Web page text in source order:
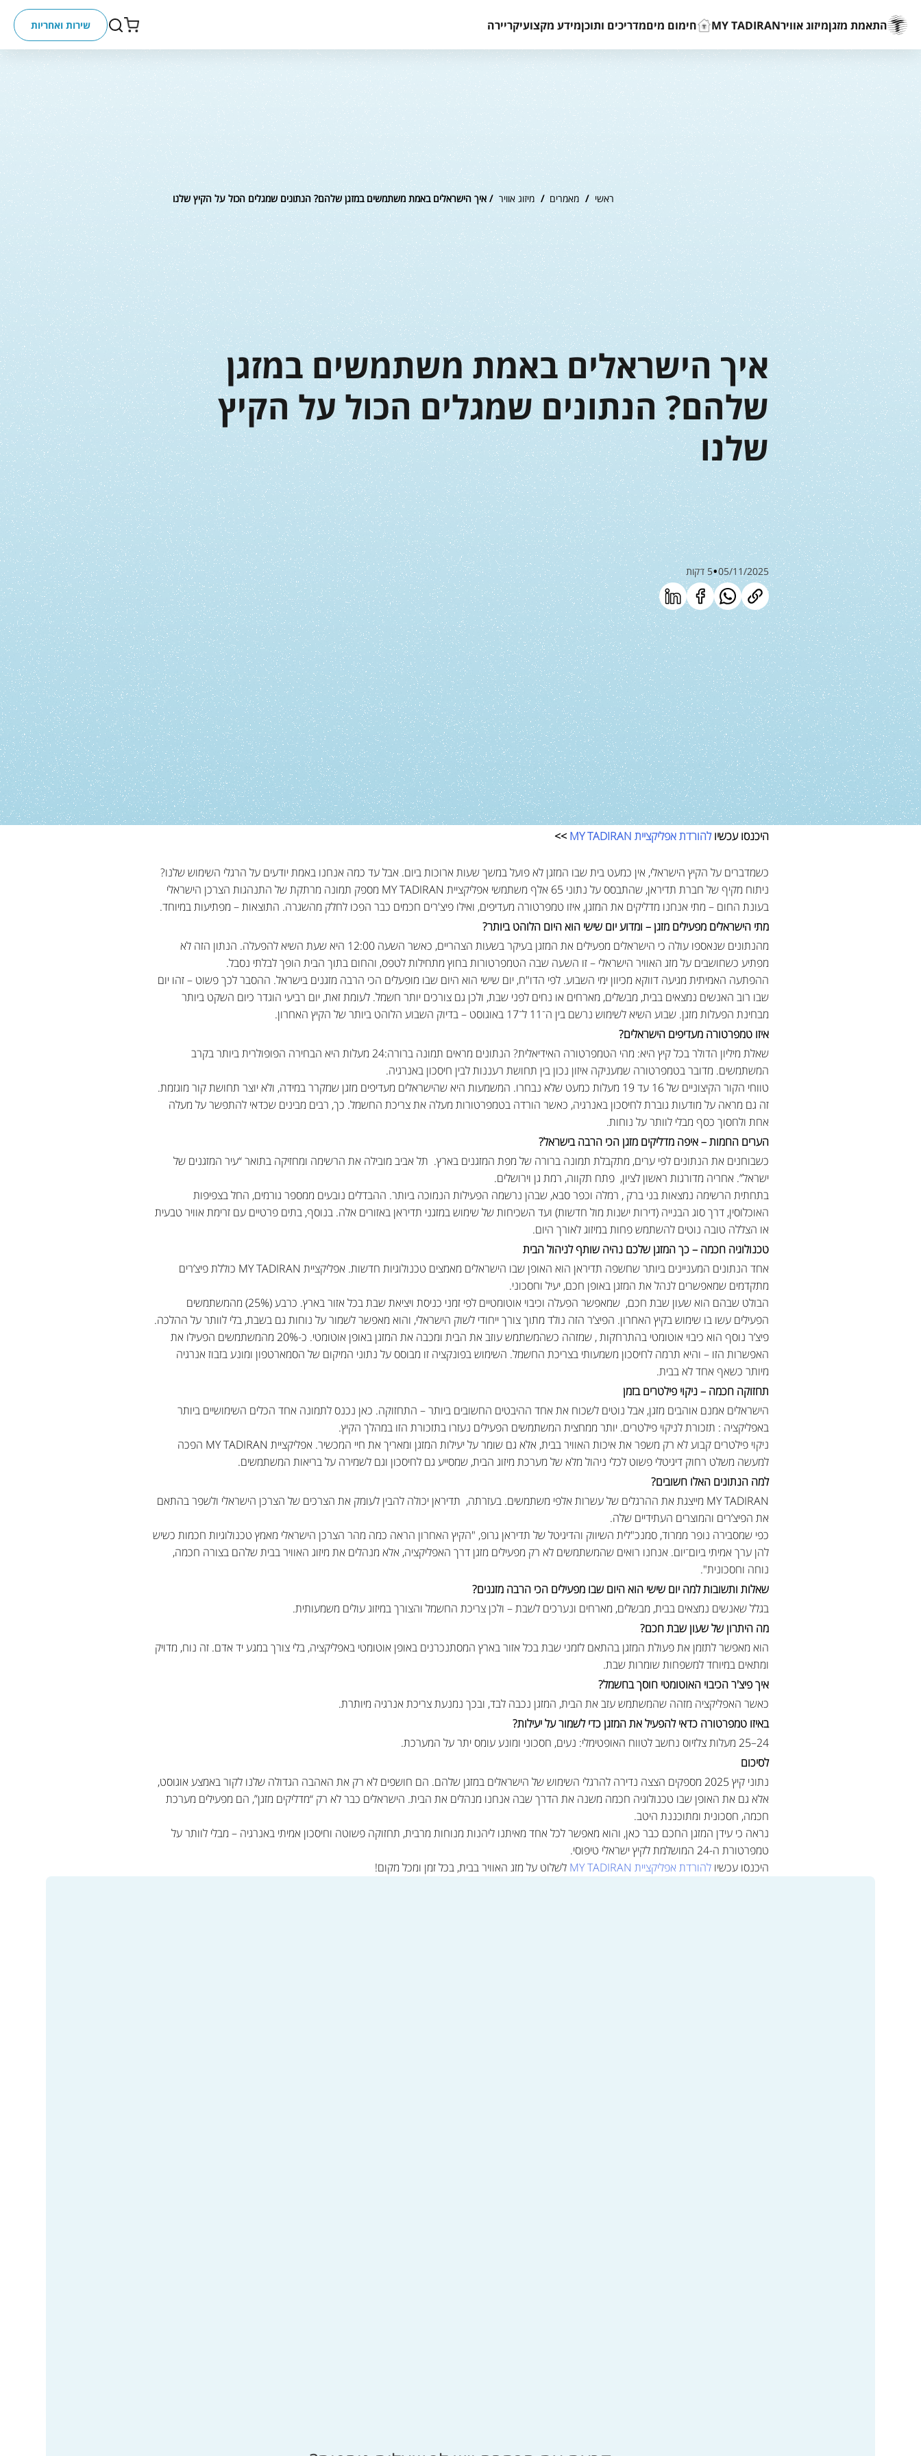
התאמת מזגןמיזוג אווירMY TADIRAN חימום מיםמדריכים ותוכןמידע מקצועיקריירה שירות ואחריות
ראשי / מאמרים / מיזוג אוויר / איך הישראלים באמת משתמשים במזגן שלהם? הנתונים שמגלים הכול על הקיץ שלנו
איך הישראלים באמת משתמשים במזגן
שלהם? הנתונים שמגלים הכול על הקיץ
שלנו
05/11/2025 5 דקות
היכנסו עכשיולהורדת אפליקציית MY TADIRAN
>>
כשמדברים על הקיץ הישראלי, אין כמעט בית שבו המזגן לא פועל במשך שעות ארוכות ביום. אבל עד כמה אנחנו באמת יודעים על הרגלי השימוש שלנו?
ניתוח מקיף של חברת תדיראן, שהתבסס על נתוני 65 אלף משתמשי אפליקציית MY TADIRAN מספק תמונה מרתקת של התנהגות הצרכן הישראלי
בעונת החום – מתי אנחנו מדליקים את המזגן, איזו טמפרטורה מעדיפים, ואילו פיצ'רים חכמים כבר הפכו לחלק מהשגרה. התוצאות – מפתיעות במיוחד.
מתי הישראלים מפעילים מזגן – ומדוע יום שישי הוא היום הלוהט ביותר?
מהנתונים שנאספו עולה כי הישראלים מפעילים את המזגן בעיקר בשעות הצהריים, כאשר השעה 12:00 היא שעת השיא להפעלה. הנתון הזה לא
מפתיע כשחושבים על מזג האוויר הישראלי – זו השעה שבה הטמפרטורות בחוץ מתחילות לטפס, והחום בתוך הבית הופך לבלתי נסבל.
ההפתעה האמיתית מגיעה דווקא מכיוון ימי השבוע. לפי הדו"ח, יום שישי הוא היום שבו מופעלים הכי הרבה מזגנים בישראל. ההסבר לכך פשוט – זהו יום
שבו רוב האנשים נמצאים בבית, מבשלים, מארחים או נחים לפני שבת, ולכן גם צורכים יותר חשמל. לעומת זאת, יום רביעי הוגדר כיום השקט ביותר
מבחינת הפעלות מזגן. שבוע השיא לשימוש נרשם בין ה־11 ל־17 באוגוסט – בדיוק השבוע הלוהט ביותר של הקיץ האחרון.
איזו טמפרטורה מעדיפים הישראלים?
שאלת מיליון הדולר בכל קיץ היא: מהי הטמפרטורה האידיאלית? הנתונים מראים תמונה ברורה:24 מעלות היא הבחירה הפופולרית ביותר בקרב
המשתמשים. מדובר בטמפרטורה שמעניקה איזון נכון בין תחושת רעננות לבין חיסכון באנרגיה.
טווחי הקור הקיצוניים של 16 עד 19 מעלות כמעט שלא נבחרו. המשמעות היא שהישראלים מעדיפים מזגן שמקרר במידה, ולא יוצר תחושת קור מוגזמת.
זה גם מראה על מודעות גוברת לחיסכון באנרגיה, כאשר הורדה בטמפרטורות מעלה את צריכת החשמל. כך, רבים מבינים שכדאי להתפשר על מעלה
אחת ולחסוך כסף מבלי לוותר על נוחות.
הערים החמות – איפה מדליקים מזגן הכי הרבה בישראל?
כשבוחנים את הנתונים לפי ערים, מתקבלת תמונה ברורה של מפת המזגנים בארץ. תל אביב מובילה את הרשימה ומחזיקה בתואר “עיר המזגנים של
ישראל”. אחריה מדורגות ראשון לציון, פתח תקווה, רמת גן וירושלים.
בתחתית הרשימה נמצאות בני ברק , רמלה וכפר סבא, שבהן נרשמה הפעילות הנמוכה ביותר. ההבדלים נובעים ממספר גורמים, החל בצפיפות
האוכלוסין, דרך סוג הבנייה (דירות ישנות מול חדשות) ועד השכיחות של שימוש במזגני תדיראן באזורים אלה. בנוסף, בתים פרטיים עם זרימת אוויר טבעית
או הצללה טובה נוטים להשתמש פחות במיזוג לאורך היום.
טכנולוגיה חכמה – כך המזגן שלכם נהיה שותף לניהול הבית
אחד הנתונים המעניינים ביותר שחשפה תדיראן הוא האופן שבו הישראלים מאמצים טכנולוגיות חדשות. אפליקציית MY TADIRAN כוללת פיצ’רים
מתקדמים שמאפשרים לנהל את המזגן באופן חכם, יעיל וחסכוני.
הבולט שבהם הוא שעון שבת חכם, שמאפשר הפעלה וכיבוי אוטומטיים לפי זמני כניסת ויציאת שבת בכל אזור בארץ. כרבע (25%) מהמשתמשים
הפעילים עשו בו שימוש בקיץ האחרון. הפיצ’ר הזה נולד מתוך צורך ייחודי לשוק הישראלי, והוא מאפשר לשמור על נוחות גם בשבת, בלי לוותר על ההלכה.
פיצ’ר נוסף הוא כיבוי אוטומטי בהתרחקות , שמזהה כשהמשתמש עוזב את הבית ומכבה את המזגן באופן אוטומטי. כ-20% מהמשתמשים הפעילו את
האפשרות הזו – והיא תרמה לחיסכון משמעותי בצריכת החשמל. השימוש בפונקציה זו מבוסס על נתוני המיקום של הסמארטפון ומונע בזבוז אנרגיה
מיותר כשאף אחד לא בבית.
תחזוקה חכמה – ניקוי פילטרים בזמן
הישראלים אמנם אוהבים מזגן, אבל נוטים לשכוח את אחד ההיבטים החשובים ביותר – התחזוקה. כאן נכנס לתמונה אחד הכלים השימושיים ביותר
באפליקציה : תזכורת לניקוי פילטרים. יותר ממחצית המשתמשים הפעילים נעזרו בתזכורת הזו במהלך הקיץ.
ניקוי פילטרים קבוע לא רק משפר את איכות האוויר בבית, אלא גם שומר על יעילות המזגן ומאריך את חיי המכשיר. אפליקציית MY TADIRAN הפכה
למעשה משלט רחוק דיגיטלי פשוט לכלי ניהול מלא של מערכת מיזוג הבית, שמסייע גם לחיסכון וגם לשמירה על בריאות המשתמשים.
למה הנתונים האלו חשובים?
MY TADIRAN מייצגת את ההרגלים של עשרות אלפי משתמשים. בעזרתה, תדיראן יכולה להבין לעומק את הצרכים של הצרכן הישראלי ולשפר בהתאם
את הפיצ’רים והמוצרים העתידיים שלה.
כפי שמסבירה נופר ממרוד, סמנכ"לית השיווק והדיגיטל של תדיראן גרופ, "הקיץ האחרון הראה כמה מהר הצרכן הישראלי מאמץ טכנולוגיות חכמות כשיש
להן ערך אמיתי ביום־יום. אנחנו רואים שהמשתמשים לא רק מפעילים מזגן דרך האפליקציה, אלא מנהלים את מיזוג האוויר בבית שלהם בצורה חכמה,
נוחה וחסכונית".
שאלות ותשובותלמה יום שישי הוא היום שבו מפעילים הכי הרבה מזגנים?
בגלל שאנשים נמצאים בבית, מבשלים, מארחים ונערכים לשבת – ולכן צריכת החשמל והצורך במיזוג עולים משמעותית.
מה היתרון של שעון שבת חכם?
הוא מאפשר לתזמן את פעולת המזגן בהתאם לזמני שבת בכל אזור בארץ המסתנכרנים באופן אוטומטי באפליקציה, בלי צורך במגע יד אדם. זה נוח, מדויק
ומתאים במיוחד למשפחות שומרות שבת.
איך פיצ'ר הכיבוי האוטומטי חוסך בחשמל?
כאשר האפליקציה מזהה שהמשתמש עזב את הבית, המזגן נכבה לבד, ובכך נמנעת צריכת אנרגיה מיותרת.
באיזו טמפרטורה כדאי להפעיל את המזגן כדי לשמור על יעילות?
24–25 מעלות צלזיוס נחשב לטווח האופטימלי: נעים, חסכוני ומונע עומס יתר על המערכת.
לסיכום
נתוני קיץ 2025 מספקים הצצה נדירה להרגלי השימוש של הישראלים במזגן שלהם. הם חושפים לא רק את האהבה הגדולה שלנו לקור באמצע אוגוסט,
אלא גם את האופן שבו טכנולוגיה חכמה משנה את הדרך שבה אנחנו מנהלים את הבית. הישראלים כבר לא רק “מדליקים מזגן”, הם מפעילים מערכת
חכמה, חסכונית ומתוכננת היטב.
נראה כי עידן המזגן החכם כבר כאן, והוא מאפשר לכל אחד מאיתנו ליהנות מנוחות מרבית, תחזוקה פשוטה וחיסכון אמיתי באנרגיה – מבלי לוותר על
טמפרטורת ה-24 המושלמת לקיץ ישראלי טיפוסי.
היכנסו עכשיו להורדת אפליקציית MY TADIRAN לשלוט על מזג האוויר בבית, בכל זמן ומכל מקום!